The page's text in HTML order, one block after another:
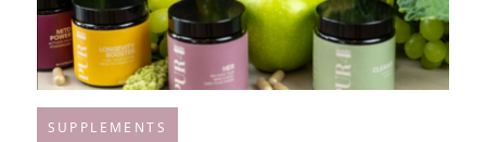
SUPPLEMENTS